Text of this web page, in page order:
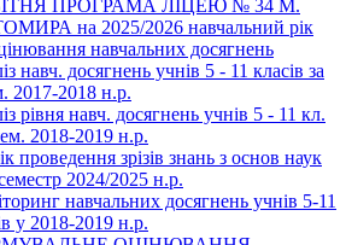
ПРОГРАМА ЛІЦЕЮ № 34 М.
на 2025/2026 навчальний рік
навчальних досягнень
навч. досягнень учнів 5 - 11 класів за
2017-2018 н.р.
рівня навч. досягнень учнів 5 - 11 кл.
2018-2019 н.р.
проведення зрізів знань з основ наук
семестр 2024/2025 н.р.
навчальних досягнень учнів 5-11
у 2018-2019 н.р.